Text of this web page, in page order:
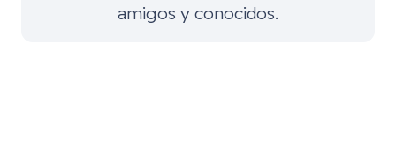
amigos y conocidos.